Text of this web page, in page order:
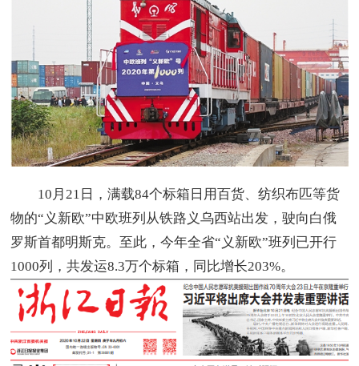
10月21日，满载84个标箱日用百货、纺织布匹等货
物的“义新欧”中欧班列从铁路义乌西站出发，驶向白俄
罗斯首都明斯克。至此，今年全省“义新欧”班列已开行
1000列，共发运8.3万个标箱，同比增长203%。